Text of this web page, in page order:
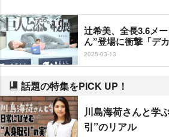
辻希美、全長3.6メ
ん”登場に衝撃「デ
2025-03-13
話題の特集をPICK UP！
川島海荷さんと学
引”のリアル